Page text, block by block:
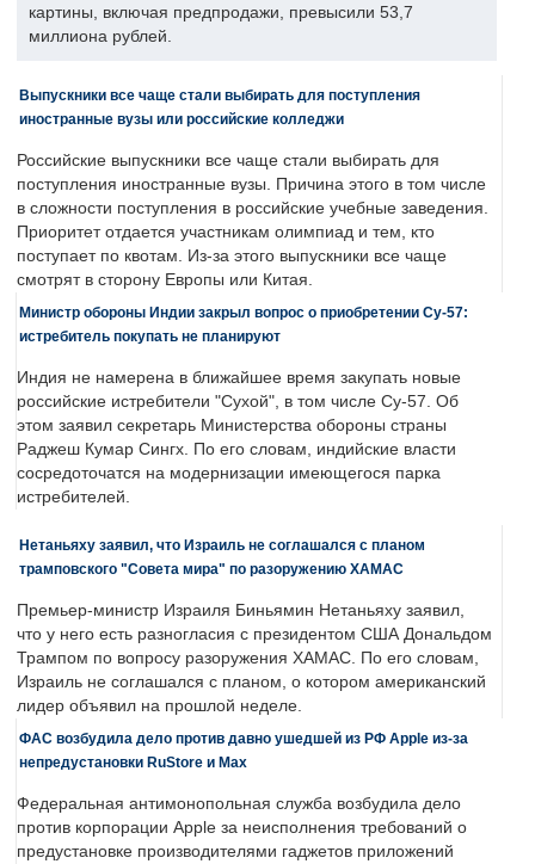
картины, включая предпродажи, превысили 53,7
миллиона рублей.
Выпускники все чаще стали выбирать для поступления
иностранные вузы или российские колледжи
Российские выпускники все чаще стали выбирать для
поступления иностранные вузы. Причина этого в том числе
в сложности поступления в российские учебные заведения.
Приоритет отдается участникам олимпиад и тем, кто
поступает по квотам. Из-за этого выпускники все чаще
смотрят в сторону Европы или Китая.
Министр обороны Индии закрыл вопрос о приобретении Су-57:
истребитель покупать не планируют
Индия не намерена в ближайшее время закупать новые
российские истребители "Сухой", в том числе Су-57. Об
этом заявил секретарь Министерства обороны страны
Раджеш Кумар Сингх. По его словам, индийские власти
сосредоточатся на модернизации имеющегося парка
истребителей.
Нетаньяху заявил, что Израиль не соглашался с планом
трамповского "Совета мира" по разоружению ХАМАС
Премьер-министр Израиля Биньямин Нетаньяху заявил,
что у него есть разногласия с президентом США Дональдом
Трампом по вопросу разоружения ХАМАС. По его словам,
Израиль не соглашался с планом, о котором американский
лидер объявил на прошлой неделе.
ФАС возбудила дело против давно ушедшей из РФ Apple из-за
непредустановки RuStore и Max
Федеральная антимонопольная служба возбудила дело
против корпорации Apple за неисполнения требований о
предустановке производителями гаджетов приложений